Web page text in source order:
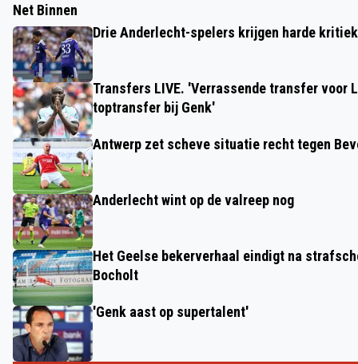
Net Binnen
Drie Anderlecht-spelers krijgen harde
Transfers LIVE. 'Verrassende transfer voor
toptransfer bij Genk'
Antwerp zet scheve situatie recht tegen
Anderlecht wint op de valreep nog
Het Geelse bekerverhaal eindigt na
Bocholt
'Genk aast op supertalent'